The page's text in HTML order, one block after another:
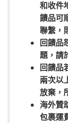
和收件
饋品可
聯繫，
回饋品
題，請
回饋品
兩次以
放棄，
海外贊
包裹運